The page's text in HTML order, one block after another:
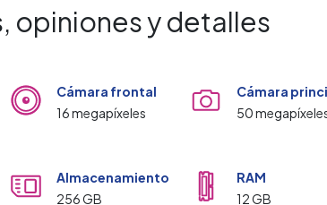
opiniones y detalles
Cámara frontal
16 megapíxeles
Cámara
50
Almacenamiento
256 GB
RAM
12 GB